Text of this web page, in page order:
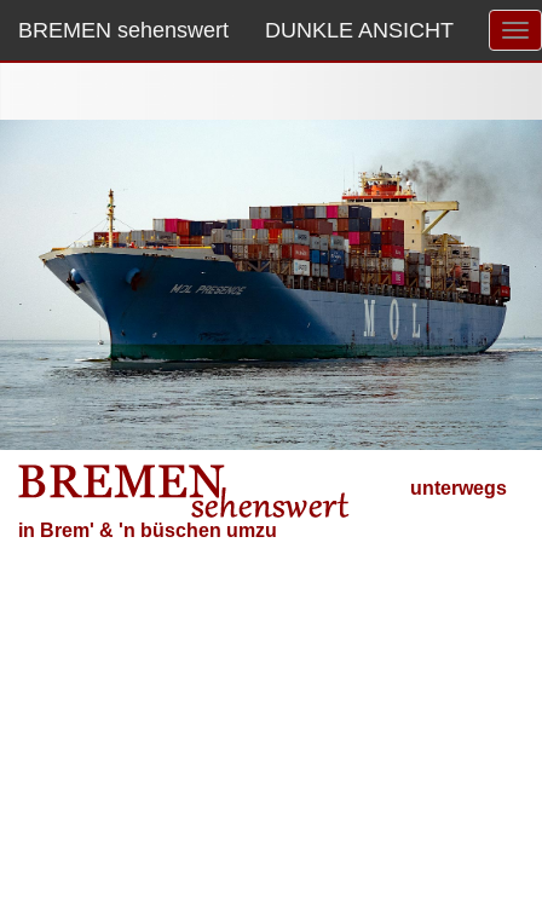
BREMEN sehenswert DUNKLE ANSICHT
unterwegs
in Brem' & 'n büschen umzu